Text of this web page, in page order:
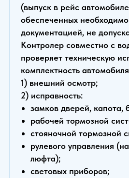
(выпуск в рейс
обеспеченных
документацией, не
Контролер совместно с
проверяет техническую
комплектность
1) внешний осмотр;
2) исправность:
замков дверей, капота,
рабочей тормозной
стояночной тормозной
рулевого управления
люфта);
световых приборов;